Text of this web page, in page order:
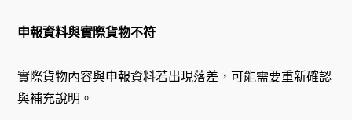
申報資料與實際貨物不符
實際貨物內容與申報資料若出現落差，可能需要重新確認
與補充說明。